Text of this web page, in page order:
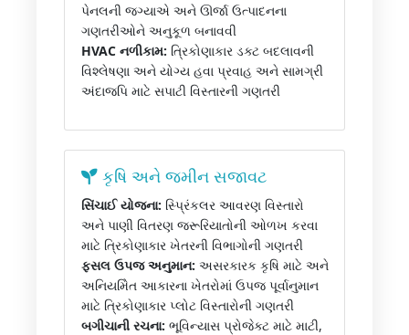
પેનલની જગ્યાએ અને ઊર્જા ઉત્પાદનના
ગણતરીઓને અનુકૂળ બનાવવી
HVAC નળીકામ: ત્રિકોણાકાર ડક્ટ બદલાવની
વિશ્લેષણા અને યોગ્ય હવા પ્રવાહ અને સામગ્રી
અંદાજપિ માટે સપાટી વિસ્તારની ગણતરી
કૃષિ અને જમીન સજાવટ
સિંચાઈ યોજના: સ્પ્રિંકલર આવરણ વિસ્તારો
અને પાણી વિતરણ જરૂરિયાતોની ઓળખ કરવા
માટે ત્રિકોણાકાર ખેતરની વિભાગોની ગણતરી
ફસલ ઉપજ અનુમાન: અસરકારક કૃષિ માટે અને
અનિયમેિત આકારના ખેતરોમાં ઉપજ પૂર્વાનુમાન
માટે ત્રિકોણાકાર પ્લોટ વિસ્તારોની ગણતરી
બગીચાની રચના: ભૂવિન્યાસ પ્રોજેક્ટ માટે માટી,